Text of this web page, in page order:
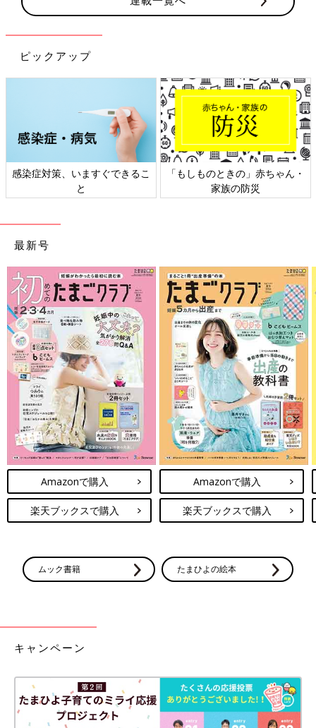
ピックアップ
感染症対策、いますぐできるこ
と
「もしものときの」赤ちゃん・
家族の防災
最新号
Amazonで購入
楽天ブックスで購入
Amazonで購入
楽天ブックスで購入
ムック書籍 たまひよの絵本
キャンペーン